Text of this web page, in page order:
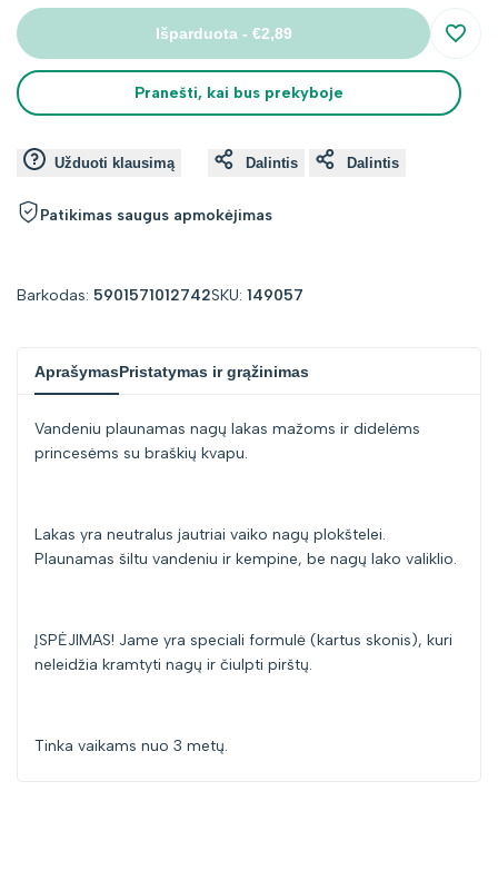
Išparduota - €2,89
Pranešti, kai bus prekyboje
Užduoti klausimą Dalintis Dalintis
Patikimas saugus apmokėjimas
Barkodas: 5901571012742SKU: 149057
AprašymasPristatymas ir grąžinimas
Vandeniu plaunamas nagų lakas mažoms ir didelėms
princesėms su braškių kvapu.
Lakas yra neutralus jautriai vaiko nagų plokštelei.
Plaunamas šiltu vandeniu ir kempine, be nagų lako valiklio.
ĮSPĖJIMAS! Jame yra speciali formulė (kartus skonis), kuri
neleidžia kramtyti nagų ir čiulpti pirštų.
Tinka vaikams nuo 3 metų.